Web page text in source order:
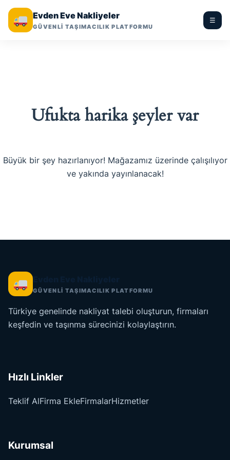
Evden Eve Nakliyeler
GÜVENLİ TAŞIMACILIK PLATFORMU
☰
Ufukta harika şeyler var
Büyük bir şey hazırlanıyor! Mağazamız üzerinde çalışılıyor
ve yakında yayınlanacak!
GÜVENLİ TAŞIMACILIK PLATFORMU
Türkiye genelinde nakliyat talebi oluşturun, firmaları
keşfedin ve taşınma sürecinizi kolaylaştırın.
Hızlı Linkler
Teklif AlFirma EkleFirmalarHizmetler
Kurumsal